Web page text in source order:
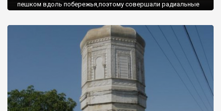
пешком вдоль побережья,поэтому совершали радиальные